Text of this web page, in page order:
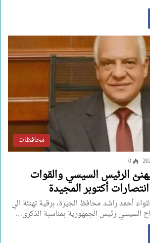
محافظات
0
الرئيس السيسي والقوات
أكتوبر المجيدة
أحمد راشد محافظ الجيزة، برقية تهنئة الي
السيسي رئيس الجمهورية بمناسبة الذكرى…